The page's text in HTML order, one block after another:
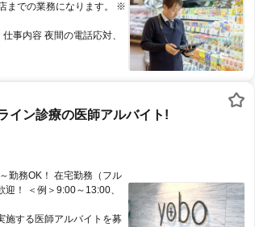
までの業務になります。 ※
事内容 夜間の電話応対、
イン診療の医師アルバイト!
勤務OK！ 在宅勤務（フル
！ ＜例＞9:00～13:00、
施する医師アルバイトを募